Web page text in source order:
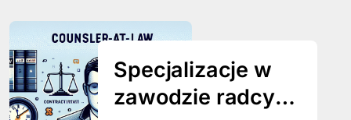
Specjalizacje w
zawodzie radcy